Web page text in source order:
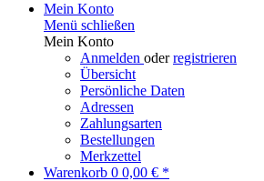
Mein Konto
Menü schließen
Mein Konto
Anmelden oderregistrieren
Übersicht
Persönliche Daten
Adressen
Zahlungsarten
Bestellungen
Merkzettel
Warenkorb 0 0,00 € *